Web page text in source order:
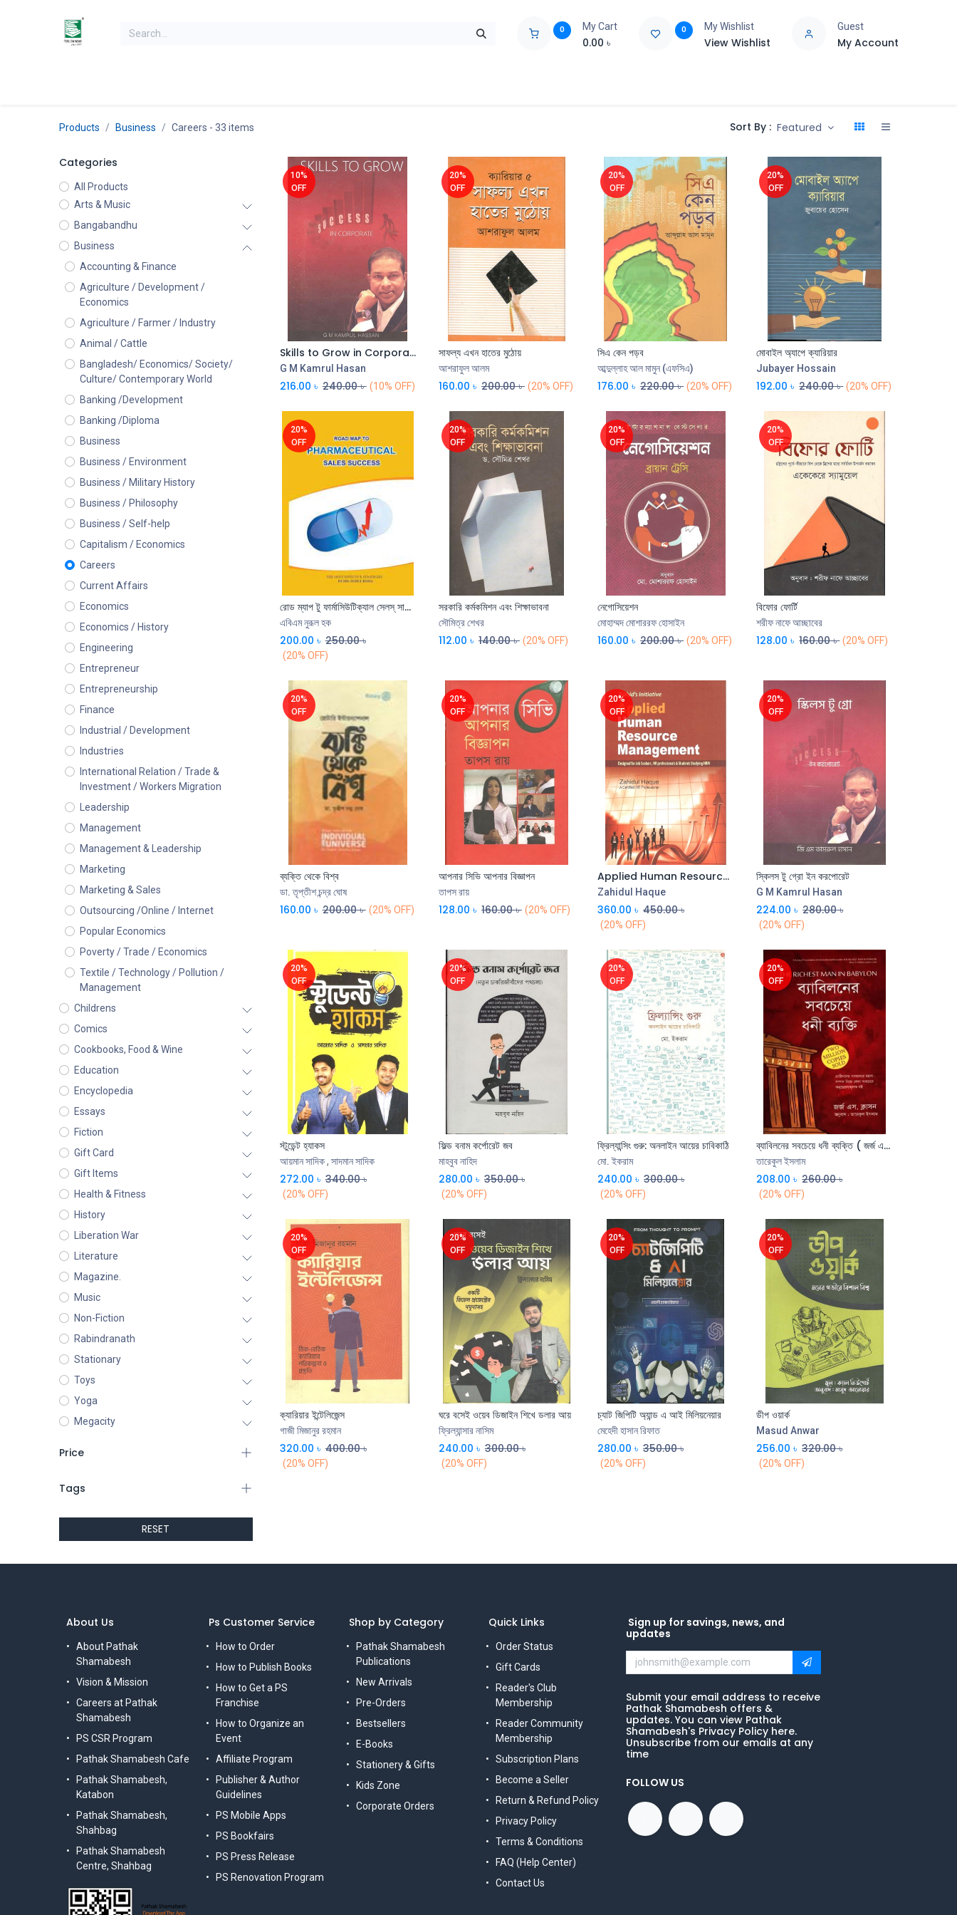
0 My Cart
0.00 ৳
0 My Wishlist
View Wishlist
Guest
My Account
Products Business Careers - 33 items Sort By : Featured
Categories
All Products
Arts & Music
Bangabandhu
Business
Accounting & Finance
Agriculture / Development /
Economics
Agriculture / Farmer / Industry
Animal / Cattle
Bangladesh/ Economics/ Society/
Culture/ Contemporary World
Banking /Development
Banking /Diploma
Business
Business / Environment
Business / Military History
Business / Philosophy
Business / Self-help
Capitalism / Economics
Careers
Current Affairs
Economics
Economics / History
Engineering
Entrepreneur
Entrepreneurship
Finance
Industrial / Development
Industries
International Relation / Trade &
Investment / Workers Migration
Leadership
Management
Management & Leadership
Marketing
Marketing & Sales
Outsourcing /Online / Internet
Popular Economics
Poverty / Trade / Economics
Textile / Technology / Pollution /
Management
Childrens
Comics
Cookbooks, Food & Wine
Education
Encyclopedia
Essays
Fiction
Gift Card
Gift Items
Health & Fitness
History
Liberation War
Literature
Magazine.
Music
Non-Fiction
Rabindranath
Stationary
Toys
Yoga
Megacity
Price
Tags
RESET
10%
OFF
Skills to Grow in Corporate (English)
G M Kamrul Hasan
216.00 ৳ 240.00৳ (10% OFF)
20%
OFF
সাফল্য এখন হাতের মুঠোয়
আশরাফুল আলম
160.00 ৳ 200.00৳ (20% OFF)
20%
OFF
Add to Cart
সিএ কেন পড়ব
আব্দুল্লাহ আল মামুন (এফসিএ)
176.00 ৳ 220.00৳ (20% OFF)
20%
OFF
Add to Cart
মোবাইল অ্যাপে ক্যারিয়ার
Jubayer Hossain
192.00 ৳ 240.00৳ (20% OFF)
20%
OFF
রোড ম্যাপ টু ফার্মাসিউটিক্যাল সেলস্ সাকসেস
এবিএম নুরূল হক
200.00 ৳ 250.00৳
(20% OFF)
20%
OFF
সরকারি কর্মকমিশন এবং শিক্ষাভাবনা
সৌমিত্র শেখর
112.00 ৳ 140.00৳ (20% OFF)
20%
OFF
নেগোসিয়েশন
মোহাম্মদ মোশাররফ হোসাইন
160.00 ৳ 200.00৳ (20% OFF)
20%
OFF
বিফোর ফোর্টি
শরীফ নাফে আচ্ছাবের
128.00 ৳ 160.00৳ (20% OFF)
20%
OFF
ব্যক্তি থেকে বিশ্ব
ডা. তৃপ্তীশ চন্দ্র ঘোষ
160.00 ৳ 200.00৳ (20% OFF)
20%
OFF
আপনার সিভি আপনার বিজ্ঞাপন
তাপস রায়
128.00 ৳ 160.00৳ (20% OFF)
20%
OFF
Add to Cart Applied Human Resource Management
Zahidul Haque
360.00 ৳ 450.00৳
(20% OFF)
20%
OFF
স্কিলস টু গ্রো ইন করপোরেট
G M Kamrul Hasan
224.00 ৳ 280.00৳
(20% OFF)
20%
OFF
স্টুডেন্ট হ্যাকস
আয়মান সাদিক , সাদমান সাদিক
272.00 ৳ 340.00৳
(20% OFF)
20%
OFF
ফিল্ড বনাম কর্পোরেট জব
মাহবুব নাহিদ
280.00 ৳ 350.00৳
(20% OFF)
20%
OFF
ফ্রিল্যান্সিং গুরু: অনলাইন আয়ের চাবিকাঠি
মো. ইকরাম
240.00 ৳ 300.00৳
(20% OFF)
20%
OFF
ব্যাবিলনের সবচেয়ে ধনী ব্যক্তি ( জর্জ এস. ক্লাসন)
তারেকুল ইসলাম
208.00 ৳ 260.00৳
(20% OFF)
20%
OFF
Add to Cart
ক্যারিয়ার ইন্টেলিজেন্স
গাজী মিজানুর রহমান
320.00 ৳ 400.00৳
(20% OFF)
20%
OFF
Add to Cart
ঘরে বসেই ওয়েব ডিজাইন শিখে ডলার আয়
ফ্রিল্যান্সার নাসিম
240.00 ৳ 300.00৳
(20% OFF)
20%
OFF
চ্যাট জিপিটি অ্যান্ড এ আই মিলিয়নেয়ার
মেহেদী হাসান রিফাত
280.00 ৳ 350.00৳
(20% OFF)
20%
OFF
ডীপ ওয়ার্ক
Masud Anwar
256.00 ৳ 320.00৳
(20% OFF)
Ps Customer Service
How to Order
How to Publish Books
How to Get a PS
Franchise
How to Organize an
Event
Affiliate Program
Publisher & Author
Guidelines
PS Mobile Apps
PS Bookfairs
PS Press Release
PS Renovation Program
Shop by Category
Pathak Shamabesh
Publications
New Arrivals
Pre-Orders
Bestsellers
E-Books
Stationery & Gifts
Kids Zone
Corporate Orders
Quick Links
Order Status
Gift Cards
Reader's Club
Membership
Reader Community
Membership
Subscription Plans
Become a Seller
Return & Refund Policy
Privacy Policy
Terms & Conditions
FAQ (Help Center)
Contact Us
Sign up for savings, news, and
updates
Submit your email address to receive
Pathak Shamabesh offers &
updates. You can view Pathak
Shamabesh's Privacy Policy here.
Unsubscribe from our emails at any
time
FOLLOW US
About Us
About Pathak
Shamabesh
Vision & Mission
Careers at Pathak
Shamabesh
PS CSR Program
Pathak Shamabesh Cafe
Pathak Shamabesh,
Katabon
Pathak Shamabesh,
Shahbag
Pathak Shamabesh
Centre, Shahbag